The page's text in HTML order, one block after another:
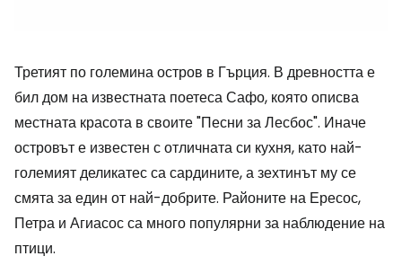
Третият по големина остров в Гърция. В древността е
бил дом на известната поетеса Сафо, която описва
местната красота в своите "Песни за Лесбос". Иначе
островът е известен с отличната си кухня, като най-
големият деликатес са сардините, а зехтинът му се
смята за един от най-добрите. Районите на Ересос,
Петра и Агиасос са много популярни за наблюдение на
птици.